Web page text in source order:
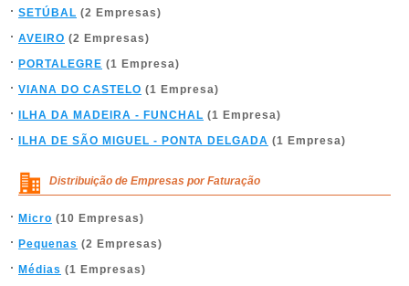
SETÚBAL (2 Empresas)
AVEIRO (2 Empresas)
PORTALEGRE (1 Empresa)
VIANA DO CASTELO (1 Empresa)
ILHA DA MADEIRA - FUNCHAL (1 Empresa)
ILHA DE SÃO MIGUEL - PONTA DELGADA (1 Empresa)
Distribuição de Empresas por Faturação
Micro (10 Empresas)
Pequenas (2 Empresas)
Médias (1 Empresas)